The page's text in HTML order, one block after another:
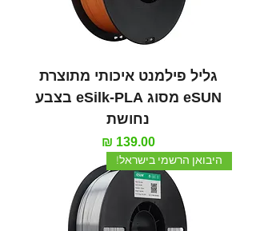
גליל פילמנט איכותי מתוצרת
eSUN מסוג eSilk-PLA בצבע
נחושת
מחיר‏139.00 ‏₪
היבואן הרשמי בישראל!